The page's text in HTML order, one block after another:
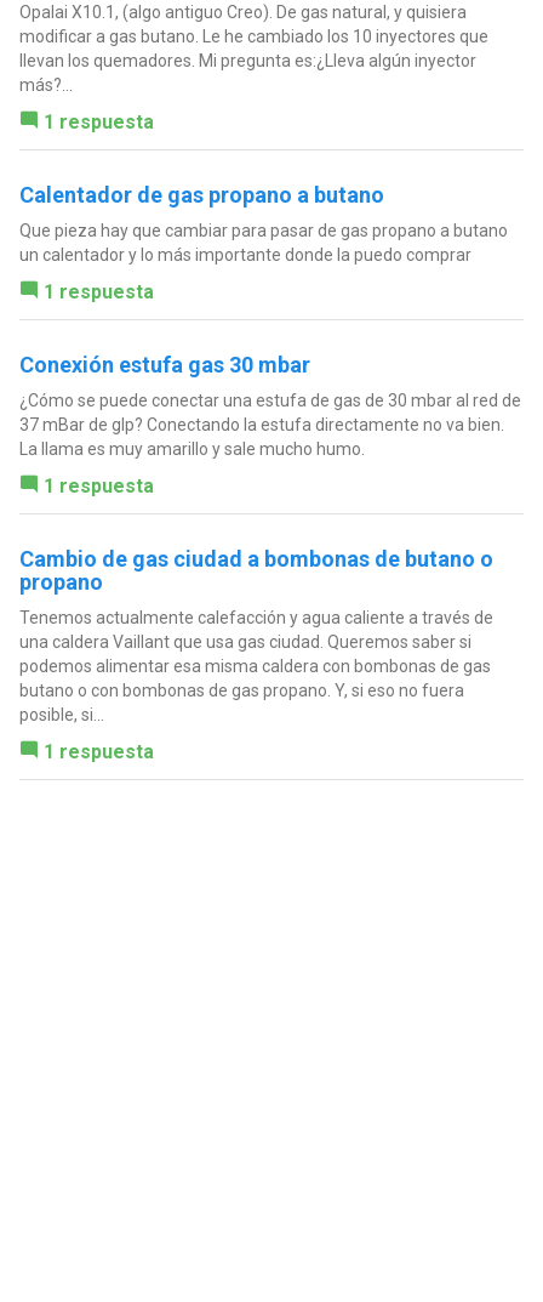
Opalai X10.1, (algo antiguo Creo). De gas natural, y quisiera
modificar a gas butano. Le he cambiado los 10 inyectores que
llevan los quemadores. Mi pregunta es:¿Lleva algún inyector
más?...
1 respuesta
Calentador de gas propano a butano
Que pieza hay que cambiar para pasar de gas propano a butano
un calentador y lo más importante donde la puedo comprar
1 respuesta
Conexión estufa gas 30 mbar
¿Cómo se puede conectar una estufa de gas de 30 mbar al red de
37 mBar de glp? Conectando la estufa directamente no va bien.
La llama es muy amarillo y sale mucho humo.
1 respuesta
Cambio de gas ciudad a bombonas de butano o
propano
Tenemos actualmente calefacción y agua caliente a través de
una caldera Vaillant que usa gas ciudad. Queremos saber si
podemos alimentar esa misma caldera con bombonas de gas
butano o con bombonas de gas propano. Y, si eso no fuera
posible, si...
1 respuesta